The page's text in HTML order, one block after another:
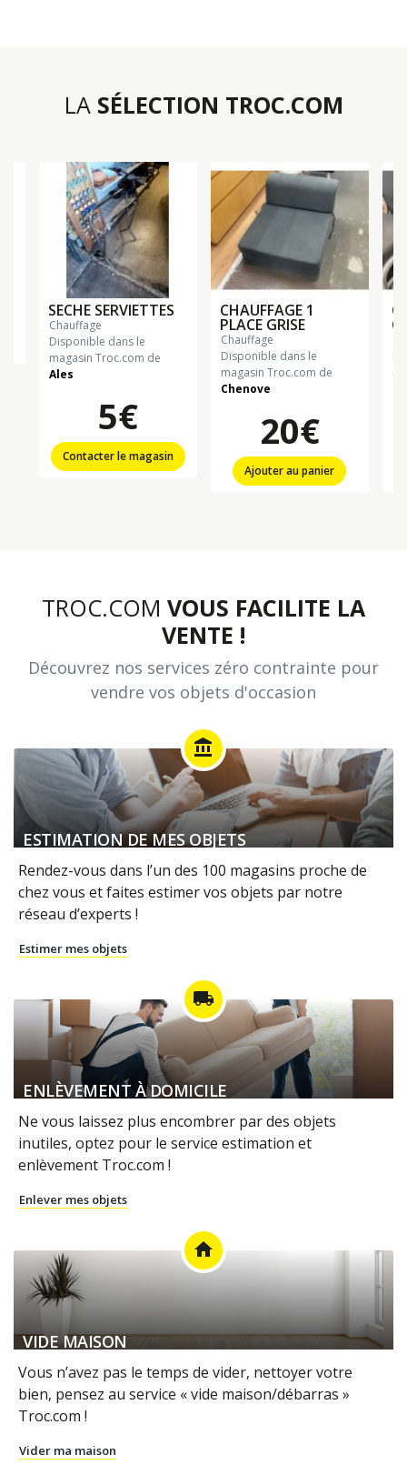
LA SÉLECTION TROC.COM
SECHE SERVIETTES
chauffage
Disponible dans le
magasin Troc.com de
Ales
5€
Contacter le magasin
CHAUFFAGE 1
PLACE GRISE
chauffage
Disponible dans le
magasin Troc.com de
Chenove
20€
Ajouter au panier
TROC.COM VOUS FACILITE LA
VENTE !
Découvrez nos services zéro contrainte pour
vendre vos objets d'occasion
account_balance
ESTIMATION DE MES OBJETS
Rendez-vous dans l’un des 100 magasins proche de
chez vous et faites estimer vos objets par notre
réseau d’experts !
Estimer mes objets
local_shipping
ENLÈVEMENT À DOMICILE
Ne vous laissez plus encombrer par des objets
inutiles, optez pour le service estimation et
enlèvement Troc.com !
Enlever mes objets
home
VIDE MAISON
Vous n’avez pas le temps de vider, nettoyer votre
bien, pensez au service « vide maison/débarras »
Troc.com !
Vider ma maison